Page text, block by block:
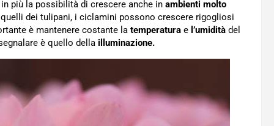
più la possibilità di crescere anche in ambienti molto
dei tulipani, i ciclamini possono crescere rigogliosi
è mantenere costante la temperatura e l’umidità del
è quello della illuminazione.